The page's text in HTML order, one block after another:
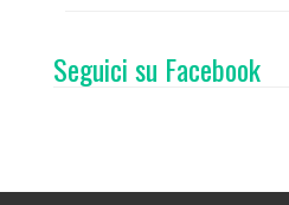
Seguici su Facebook